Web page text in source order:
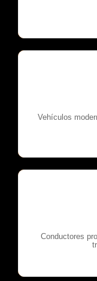
Vehículos
Conductores